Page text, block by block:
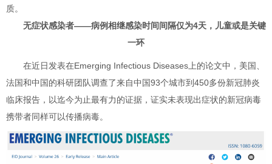
质。
无症状感染者——病例相继感染时间间隔仅为4天，儿童或是关键
一环
在近日发表在Emerging Infectious Diseases上的论文中，美国、
法国和中国的科研团队调查了来自中国93个城市到450多份新冠肺炎
临床报告，以迄今为止最有力的证据，证实未表现出症状的新冠病毒
携带者同样可以传播病毒。